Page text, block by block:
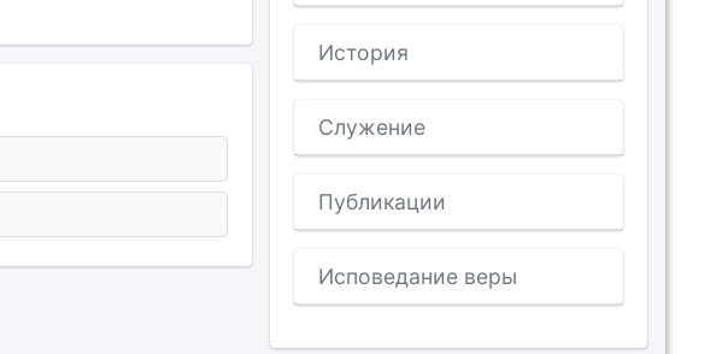
История
Служение
Публикации
Исповедание веры